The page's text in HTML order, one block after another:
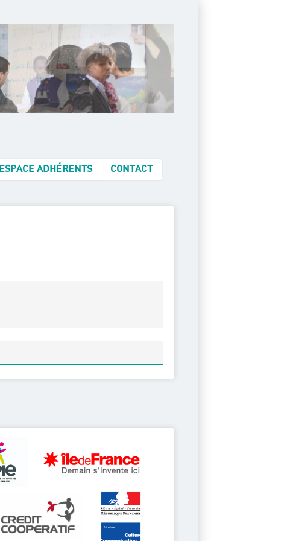
ESPACE ADHÉRENTS CONTACT